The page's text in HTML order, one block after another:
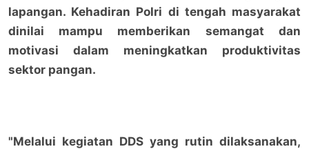
lapangan. Kehadiran Polri di tengah masyarakat
dinilai mampu memberikan semangat dan
motivasi dalam meningkatkan produktivitas
sektor pangan.
"Melalui kegiatan DDS yang rutin dilaksanakan,